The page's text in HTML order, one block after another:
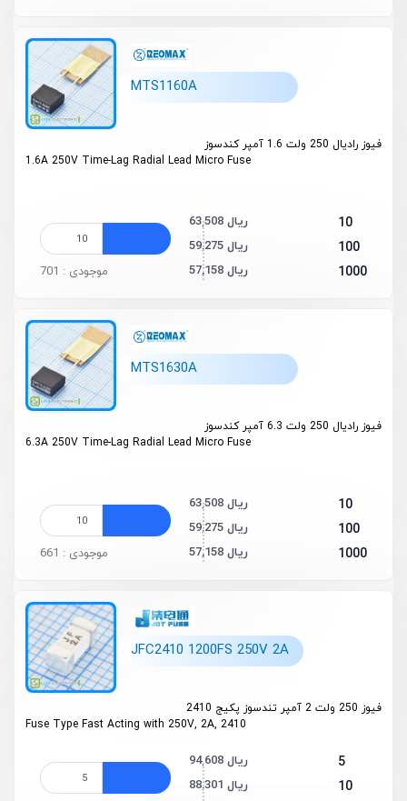
MTS1160A
فیوز رادیال 250 ولت 1.6 آمپر کندسوز
1.6A 250V Time-Lag Radial Lead Micro Fuse
10 63,508 ریال
100 59,275 ریال
1000 57,158 ریال موجودی : 701
MTS1630A
فیوز رادیال 250 ولت 6.3 آمپر کندسوز
6.3A 250V Time-Lag Radial Lead Micro Fuse
10 63,508 ریال
100 59,275 ریال
1000 57,158 ریال موجودی : 661
JFC2410 1200FS 250V 2A
فیوز 250 ولت 2 آمپر تندسوز پکیج 2410
Fuse Type Fast Acting with 250V, 2A, 2410
5 94,608 ریال
10 88,301 ریال